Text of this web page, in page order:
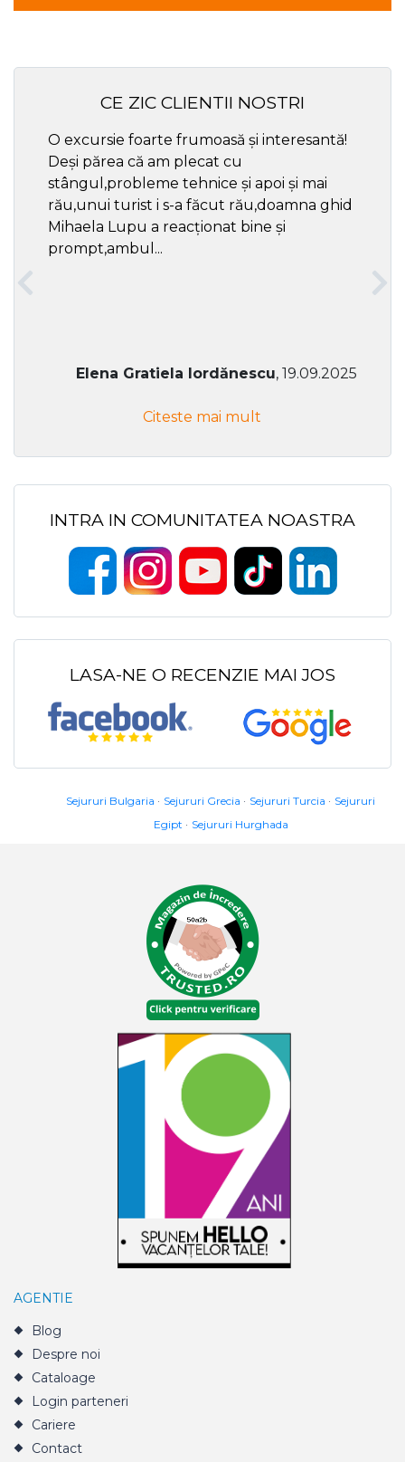
CE ZIC CLIENTII NOSTRI
O excursie foarte frumoasă și interesantă!
Deși părea că am plecat cu
stângul,probleme tehnice și apoi și mai
rău,unui turist i s-a făcut rău,doamna ghid
Mihaela Lupu a reacționat bine și
prompt,ambul...
Elena Gratiela Iordănescu, 19.09.2025
Citeste mai mult
INTRA IN COMUNITATEA NOASTRA
LASA-NE O RECENZIE MAI JOS
Sejururi Bulgaria Sejururi Grecia Sejururi Turcia
Sejururi
Egipt
Sejururi Hurghada
AGENTIE
Blog
Despre noi
Cataloage
Login parteneri
Cariere
Contact